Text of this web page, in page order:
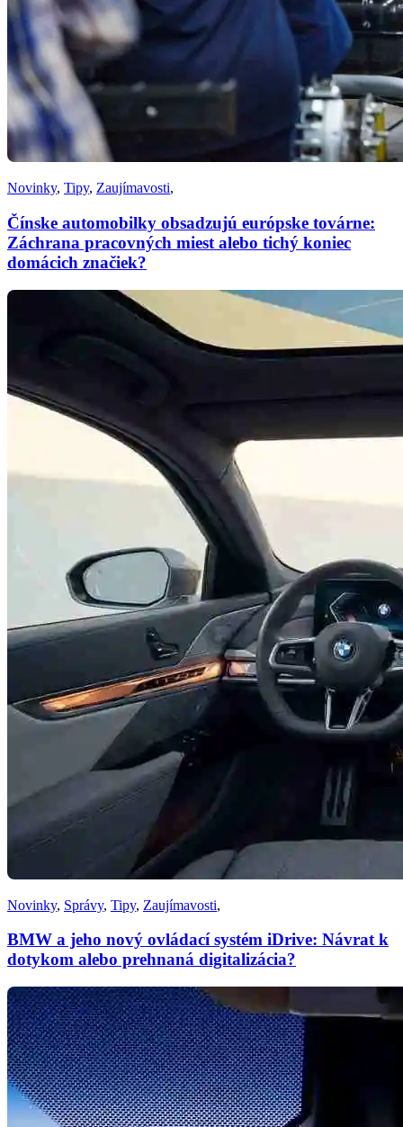
Novinky, Tipy, Zaujímavosti,
Čínske automobilky obsadzujú európske továrne:
Záchrana pracovných miest alebo tichý koniec
domácich značiek?
Novinky, Správy, Tipy, Zaujímavosti,
BMW a jeho nový ovládací systém iDrive: Návrat k
dotykom alebo prehnaná digitalizácia?